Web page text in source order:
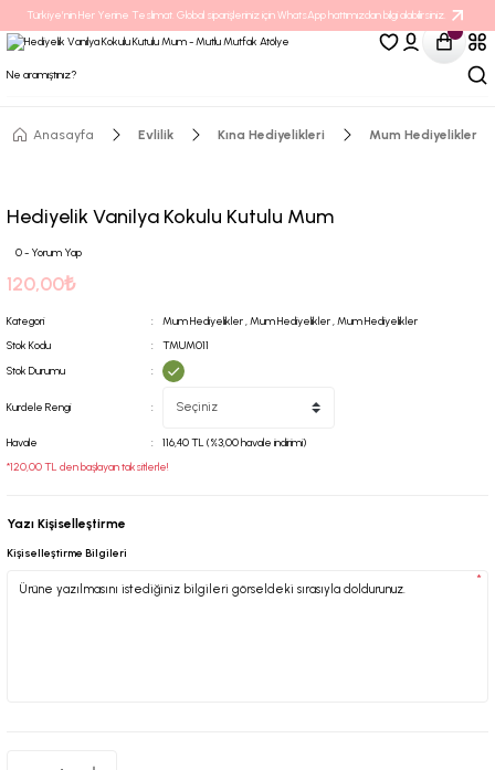
Türkiye’nin Her Yerine Teslimat. Global siparişleriniz için WhatsApp hattımızdan bilgi alabilirsiniz.
Anasayfa Evlilik Kına Hediyelikleri Mum Hediyelikler
Hediyelik Vanilya Kokulu Kutulu Mum
0 - Yorum Yap
120,00₺
Kategori Mum Hediyelikler,Mum Hediyelikler,Mum Hediyelikler
Stok Kodu
TMUM011
Stok Durumu
Kurdele Rengi
Havale
116,40 TL (%3,00 havale indirimi)
*120,00 TL den başlayan taksitlerle!
Yazı Kişiselleştirme
Kişiselleştirme Bilgileri
*